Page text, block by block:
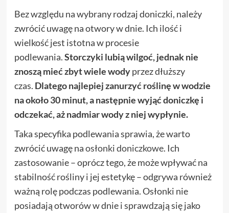
Bez względu na wybrany rodzaj doniczki, należy
zwrócić uwagę na otwory w dnie. Ich ilość i
wielkość jest istotna w procesie
podlewania.Storczyki lubią wilgoć, jednak nie
znoszą mieć zbyt wiele wodyprzez dłuższy
czas. Dlatego najlepiej zanurzyć roślinę w wodzie
na około 30 minut, a następnie wyjąć doniczkę i
odczekać, aż nadmiar wody z niej wypłynie.
Taka specyfika podlewania sprawia, że warto
zwrócić uwagę naosłonki doniczkowe. Ich
zastosowanie – oprócz tego, że może wpływać na
stabilność rośliny i jej estetykę – odgrywa również
ważną rolę podczas podlewania. Osłonki nie
posiadają otworów w dnie i sprawdzają się jako